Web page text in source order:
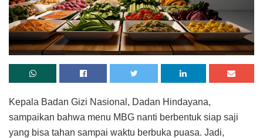
Kepala Badan Gizi Nasional, Dadan Hindayana,
sampaikan bahwa menu MBG nanti berbentuk siap saji
yang bisa tahan sampai waktu berbuka puasa. Jadi,